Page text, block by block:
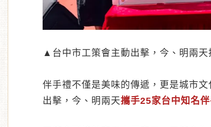
▲台中市工策會主動出擊，今、明兩天
伴手禮不僅是美味的傳遞，更是城市
出擊，今、明兩天攜手25家台中知名